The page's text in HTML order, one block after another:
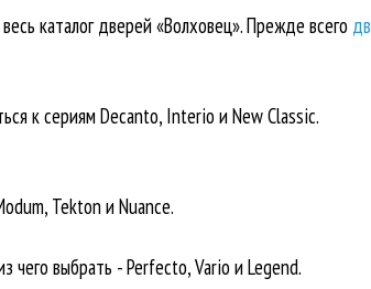
каталог дверей «Волховец». Прежде всего
к сериям Decanto, Interio и New Classic.
Tekton и Nuance.
чего выбрать - Perfecto, Vario и Legend.